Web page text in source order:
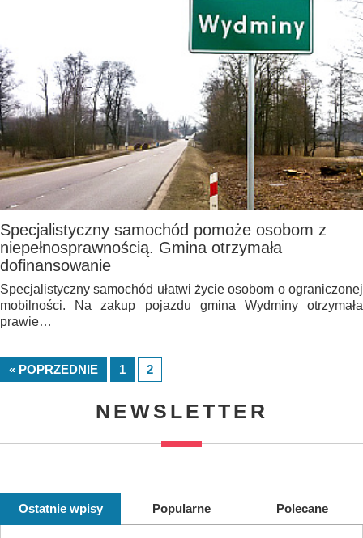
Specjalistyczny samochód pomoże osobom z
niepełnosprawnością. Gmina otrzymała
dofinansowanie
Specjalistyczny samochód ułatwi życie osobom o ograniczonej
mobilności. Na zakup pojazdu gmina Wydminy otrzymała
prawie…
« POPRZEDNIE 1 2
NEWSLETTER
Ostatnie wpisy Popularne Polecane